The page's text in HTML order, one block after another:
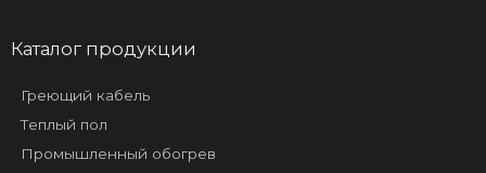
Каталог продукции
Греющий кабель
Теплый пол
Промышленный обогрев